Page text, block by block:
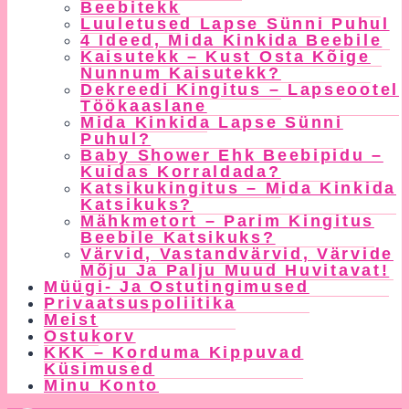
Beebitekk
Luuletused Lapse Sünni Puhul
4 Ideed, Mida Kinkida Beebile
Kaisutekk – Kust Osta Kõige
Nunnum Kaisutekk?
Dekreedi Kingitus – Lapseootel
Töökaaslane
Mida Kinkida Lapse Sünni
Puhul?
Baby Shower Ehk Beebipidu –
Kuidas Korraldada?
Katsikukingitus – Mida Kinkida
Katsikuks?
Mähkmetort – Parim Kingitus
Beebile Katsikuks?
Värvid, Vastandvärvid, Värvide
Mõju Ja Palju Muud Huvitavat!
Müügi- Ja Ostutingimused
Privaatsuspoliitika
Meist
Ostukorv
KKK – Korduma Kippuvad
Küsimused
Minu Konto